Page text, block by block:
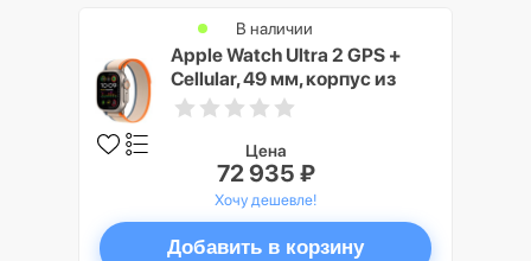
Apple Watch Ultra 2 GPS +
Cellular, 49 мм, корпус из
титана, ремешок Trail
размер M/L
В наличии
Цена
72 935 ₽
Хочу дешевле!
Добавить в корзину